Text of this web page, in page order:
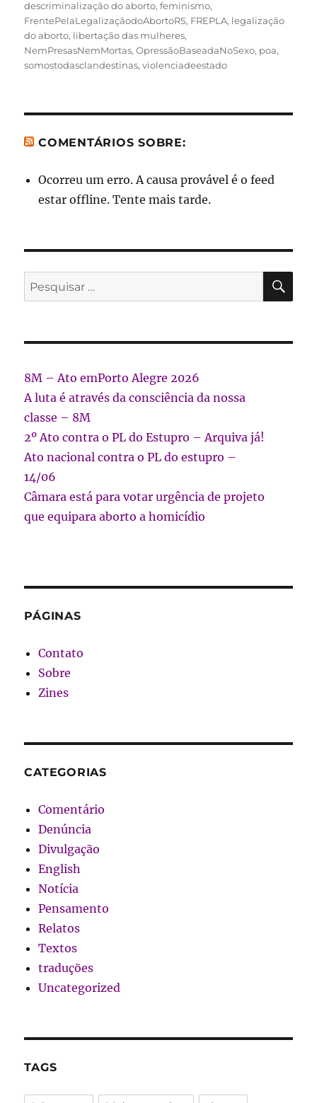
descriminalização do aborto,feminismo,
FrentePelaLegalizaçãodoAbortoRS, FREPLA, legalização
do aborto, libertação das mulheres,
NemPresasNemMortas,OpressãoBaseadaNoSexo, poa,
somostodasclandestinas,violenciadeestado
COMENTÁRIOS SOBRE:
Ocorreu um erro. A causa provável é o feed
estar offline. Tente mais tarde.
Pesquisar
por:
8M – Ato emPorto Alegre 2026
A luta é através da consciência da nossa
classe – 8M
2º Ato contra o PL do Estupro – Arquiva já!
Ato nacional contra o PL do estupro –
14/06
Câmara está para votar urgência de projeto
que equipara aborto a homicídio
PÁGINAS
Contato
Sobre
Zines
CATEGORIAS
Comentário
Denúncia
Divulgação
English
Notícia
Pensamento
Relatos
Textos
traduções
Uncategorized
TAGS